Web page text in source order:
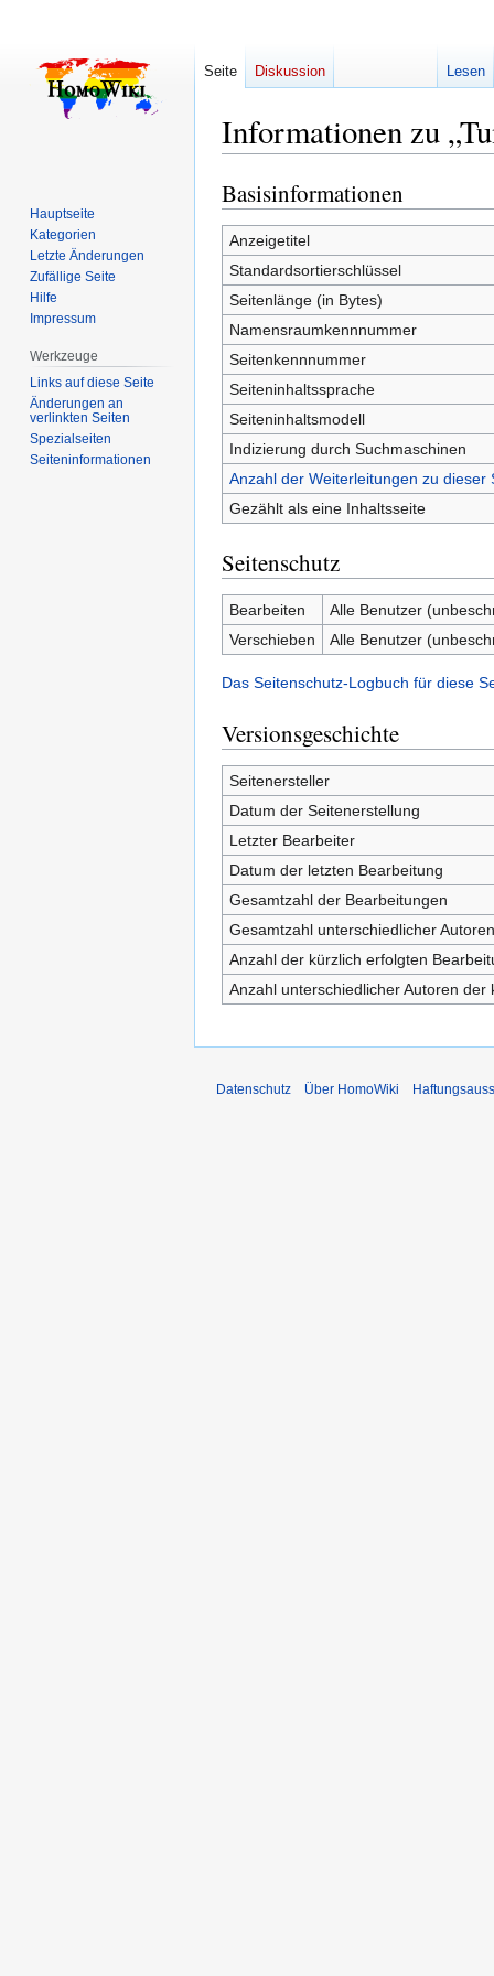
Informationen zu
Zur
Navigation
springen
Zur
Suche
springen
Basisinformationen
Anzeigetitel
Standardsortierschlüssel
Seitenlänge (in Bytes)
Namensraumkennnummer
Seitenkennnummer
Seiteninhaltssprache
Seiteninhaltsmodell
Indizierung durch Suchmaschinen
Anzahl der Weiterleitungen zu dieser
Gezählt als eine Inhaltsseite
Seitenschutz
Bearbeiten
Alle Benutzer
Verschieben
Alle Benutzer
Das Seitenschutz-Logbuch für diese
Versionsgeschichte
Seitenersteller
Datum der Seitenerstellung
Letzter Bearbeiter
Datum der letzten Bearbeitung
Gesamtzahl der Bearbeitungen
Gesamtzahl unterschiedlicher Autoren
Anzahl der kürzlich erfolgten
Anzahl unterschiedlicher Autoren
Seite Diskussion Lesen
Hauptseite
Kategorien
Letzte Änderungen
Zufällige Seite
Hilfe
Impressum
Werkzeuge
Links auf diese Seite
Änderungen an
verlinkten Seiten
Spezialseiten
Seiten­­informationen
Datenschutz Über HomoWiki